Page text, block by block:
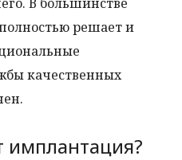
решает и
качественных
имплантация?